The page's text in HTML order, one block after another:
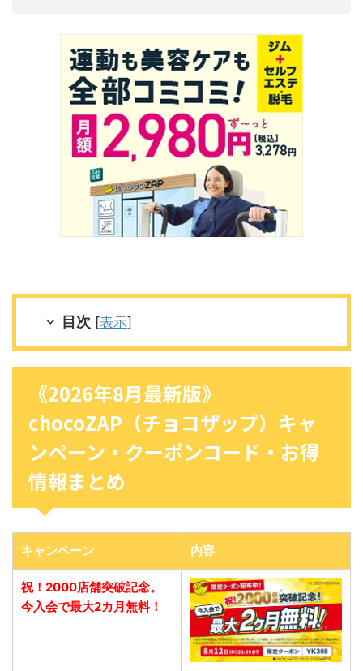
目次 [表示]
《2026年8月最新版》
chocoZAP（チョコザップ）キャ
ンペーン・クーポンコード・お得
情報まとめ
キャンペーン 内容
祝！2000店舗突破記念。
今入会で最大2カ月無料！